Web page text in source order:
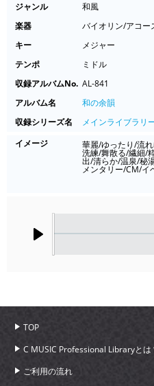
ジャンル
和風
楽器
バイオリン/アコ
キー
メジャー
テンポ
ミドル
収録アルバムNo. AL-841
アルバム名
和の余韻
収録シリーズ名
メインライブラリ
イメージ
華麗/ゆったり/流
洗練/舞散る/繊細/
出/清らか/温泉/秘
メンタリー/CM/イ
TOP
C MUSIC Professional Libraryとは
ご利用の流れ